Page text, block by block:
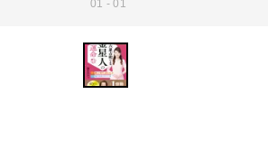
01 - 01